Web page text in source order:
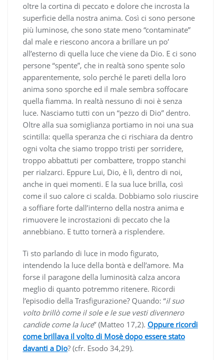
oltre la cortina di peccato e dolore che incrosta la
superficie della nostra anima. Così ci sono persone
più luminose, che sono state meno “contaminate”
dal male e riescono ancora a brillare un po’
all’esterno di quella luce che viene da Dio. E ci sono
persone “spente”, che in realtà sono spente solo
apparentemente, solo perché le pareti della loro
anima sono sporche ed il male sembra soffocare
quella fiamma. In realtà nessuno di noi è senza
luce. Nasciamo tutti con un “pezzo di Dio” dentro.
Oltre alla sua somiglianza portiamo in noi una sua
scintilla: quella speranza che ci rischiara da dentro
ogni volta che siamo troppo tristi per sorridere,
troppo abbattuti per combattere, troppo stanchi
per rialzarci. Eppure Lui, Dio, è lì, dentro di noi,
anche in quei momenti. E la sua luce brilla, così
come il suo calore ci scalda. Dobbiamo solo riuscire
a soffiare forte dall’interno della nostra anima e
rimuovere le incrostazioni di peccato che la
annebbiano. E tutto tornerà a risplendere.
Ti sto parlando di luce in modo figurato,
intendendo la luce della bontà e dell’amore. Ma
forse il paragone della luminosità calza ancora
meglio di quanto potremmo ritenere. Ricordi
l’episodio della Trasfigurazione? Quando: “il suo
volto brillò come il sole e le sue vesti divennero
candide come la luce” (Matteo 17,2). Oppure ricordi
come brillava il volto di Mosè dopo essere stato
davanti a Dio? (cfr. Esodo 34,29).